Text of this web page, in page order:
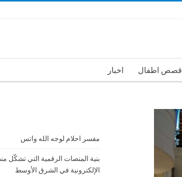
قصص اطفال اخبار
مفسر احلام لوجه الله واتس
بنية المنصات الرقمية التي تشكّل
الإلكترونية في الشرق الأوسط